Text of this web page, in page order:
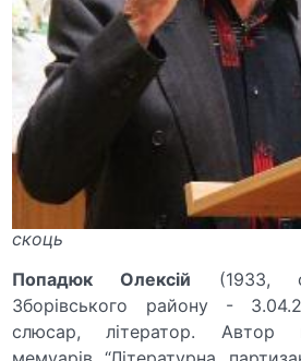
скоць
Попадюк Олексій (1933,
Зборівського району -
слюсар, літератор. Автор